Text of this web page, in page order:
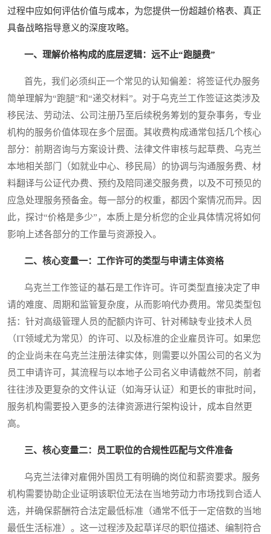
过程中应如何评估价值与成本，为您提供一份超越价格表、真正
具备战略指导意义的深度攻略。
一、理解价格构成的底层逻辑：远不止“跑腿费”
首先，我们必须纠正一个常见的认知偏差：将签证代办服务
简单理解为“跑腿”和“递交材料”。对于乌克兰工作签证这类涉及
移民法、劳动法、公司注册乃至后续税务筹划的复杂事务，专业
机构的服务价值体现在多个层面。其收费构成通常包括几个核心
部分：前期咨询与方案设计费、法律文件审核与起草费、乌克兰
本地相关部门（如就业中心、移民局）的协调与沟通服务费、材
料翻译与公证代办费、预约及陪同递交服务费，以及不可预见的
应急处理服务预备金。每一部分的权重，都因个案情况而异。因
此，探讨“价格是多少”，本质上是分析您的企业具体情况将如何
影响上述各部分的工作量与资源投入。
二、核心变量一：工作许可的类型与申请主体资格
乌克兰工作签证的基石是工作许可。许可类型直接决定了申
请的难度、周期和监管复杂度，从而影响代办费用。常见类型包
括：针对高级管理人员的配额内许可、针对稀缺专业技术人员
（IT领域尤为常见）的许可、以及标准的企业雇员许可。如果您
的企业尚未在乌克兰注册法律实体，则需要以外国公司的名义为
员工申请许可，其流程与以本地子公司名义申请截然不同，前者
往往涉及更复杂的文件认证（如海牙认证）和更长的审批时间，
服务机构需要投入更多的法律资源进行架构设计，成本自然更
高。
三、核心变量二：员工职位的合规性匹配与文件准备
乌克兰法律对雇佣外国员工有明确的岗位和薪资要求。服务
机构需要协助企业证明该职位无法在当地劳动力市场找到合适人
选，并确保薪酬符合法定最低标准（通常不低于一定倍数的当地
最低生活标准）。这一过程涉及起草详尽的职位描述、编制符合